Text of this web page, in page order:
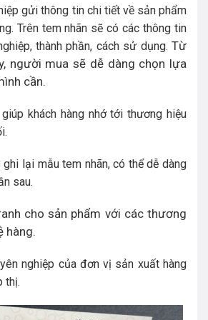
gửi thông tin chi tiết về sản phẩm
Trên tem nhãn sẽ có các thông tin
thành phần, cách sử dụng. Từ
người mua sẽ dễ dàng chọn lựa
cần.
khách hàng nhớ tới thương hiệu
ghi lại mẫu tem nhãn, có thể dễ dàng
sau.
cho sản phẩm với các thương
hàng.
nghiệp của đơn vị sản xuất hàng
thị.